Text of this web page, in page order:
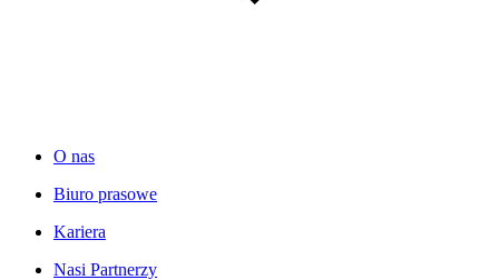
O nas
Biuro prasowe
Kariera
Nasi Partnerzy